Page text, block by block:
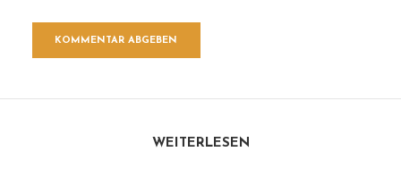
WEITERLESEN